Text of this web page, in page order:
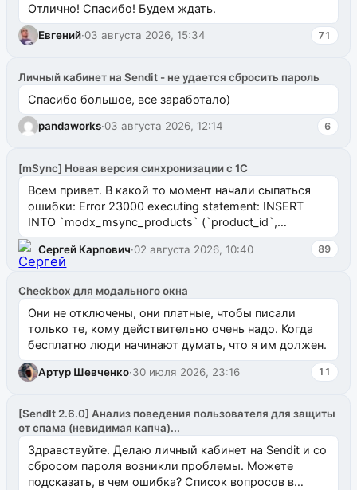
Отлично! Спасибо! Будем ждать.
Евгений·03 августа 2026, 15:34 71
Личный кабинет на Sendit - не удается сбросить пароль
Спасибо большое, все заработало)
pandaworks·03 августа 2026, 12:14 6
[mSync] Новая версия синхронизации с 1С
Всем привет. В какой то момент начали сыпаться
ошибки: Error 23000 executing statement: INSERT
INTO `modx_msync_products` (`product_id`,
`uuid_1c`) VALUES ...
Сергей Карпович·02 августа 2026, 10:40 89
Checkbox для модального окна
Они не отключены, они платные, чтобы писали
только те, кому действительно очень надо. Когда
бесплатно люди начинают думать, что я им должен.
Артур Шевченко·30 июля 2026, 23:16 11
[SendIt 2.6.0] Анализ поведения пользователя для защиты
от спама (невидимая капча)...
Здравствуйте. Делаю личный кабинет на Sendit и со
сбросом пароля возникли проблемы. Можете
подсказать, в чем ошибка? Список вопросов в